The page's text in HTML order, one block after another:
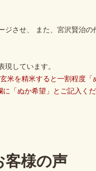
させ、 また、宮沢賢治
しています。
米を精米すると一割程度
「ぬか希望」とご記入く
客様の声